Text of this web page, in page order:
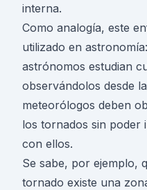
interna.
Como analogía, este
utilizado en
astrónomos estudian
observándolos desde
meteorólogos deben
los tornados sin poder
con ellos.
Se sabe, por ejemplo,
tornado existe una